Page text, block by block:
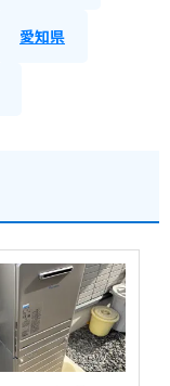
愛知県